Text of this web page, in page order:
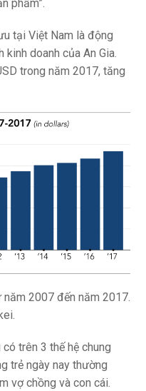
phẩm”.
tại Việt Nam là động
doanh của An Gia.
trong năm 2017, tăng
2007 đến năm 2017.
trên 3 thế hệ chung
trẻ ngày nay thường
vợ chồng và con cái.